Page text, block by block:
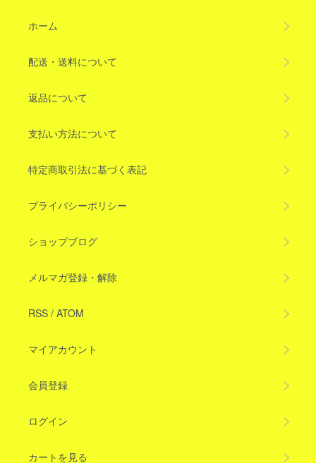
ホーム
配送・送料について
返品について
支払い方法について
特定商取引法に基づく表記
プライバシーポリシー
ショップブログ
メルマガ登録・解除
RSS / ATOM
マイアカウント
会員登録
ログイン
カートを見る